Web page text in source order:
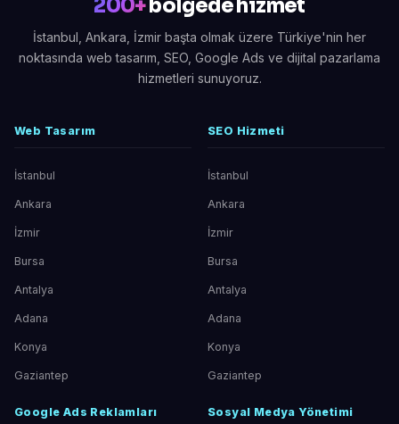
200+bölgede hizmet
İstanbul, Ankara, İzmir başta olmak üzere Türkiye'nin her
noktasında web tasarım, SEO, Google Ads ve dijital pazarlama
hizmetleri sunuyoruz.
Web Tasarım
İstanbul
Ankara
İzmir
Bursa
Antalya
Adana
Konya
Gaziantep
SEO Hizmeti
İstanbul
Ankara
İzmir
Bursa
Antalya
Adana
Konya
Gaziantep
Google Ads Reklamları Sosyal Medya Yönetimi